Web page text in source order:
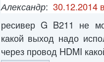
Александр: 30.12.2014
ресивер G B211 не
какой выход надо
через провод HDMI